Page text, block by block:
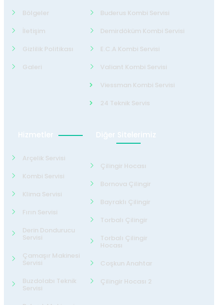
Bölgeler
İletişim
Gizlilik Politikası
Galeri
Buderus Kombi Servisi
Demirdöküm Kombi Servisi
E.C.A Kombi Servisi
Valiant Kombi Servisi
Viessman Kombi Servisi
24 Teknik Servis
Hizmetler
Arçelik Servisi
Kombi Servisi
Klima Servisi
Fırın Servisi
Derin Dondurucu
Servisi
Çamaşır Makinesi
Servisi
Buzdolabı Teknik
Servisi
Diğer Sitelerimiz
Çilingir Hocası
Bornova Çilingir
Bayraklı Çilingir
Torbalı Çilingir
Torbalı Çilingir
Hocası
Coşkun Anahtar
Çilingir Hocası 2